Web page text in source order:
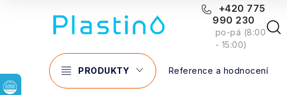
+420 775
990 230
po-pá (8:00
- 15:00)
PRODUKTY Reference a hodnocení